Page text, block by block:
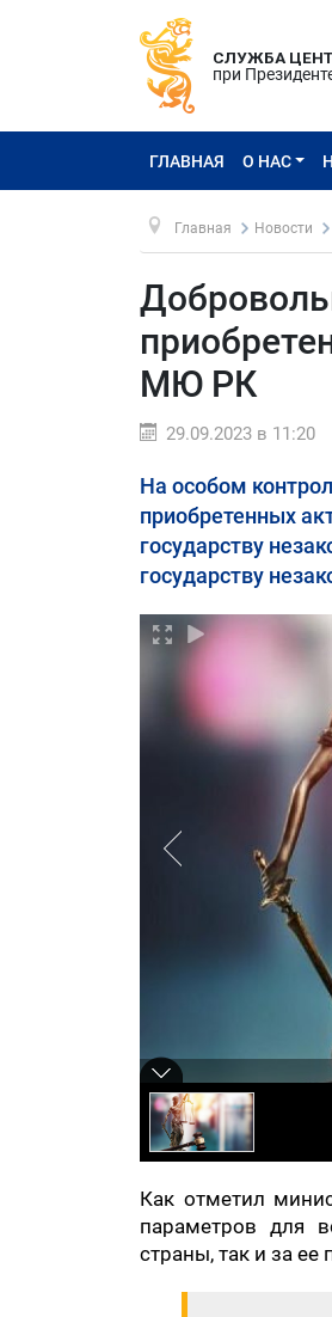
СЛУЖБА
при
ГЛАВНАЯ О НАС
Главная Новости
МЮ РК
29.09.2023 в 11:20
На особом
приобретенных
государству
государству
Как отметил
параметров для
страны, так и за ее